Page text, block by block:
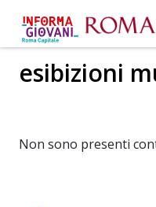
esibizioni
Non sono presenti